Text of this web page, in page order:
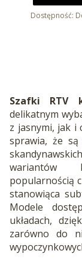
Dostępność:
Szafki RTV
delikatnym
z jasnymi, jak i
sprawia, że są
wariantów
popularnością
stanowiąca
Modele
układach,
zarówno do